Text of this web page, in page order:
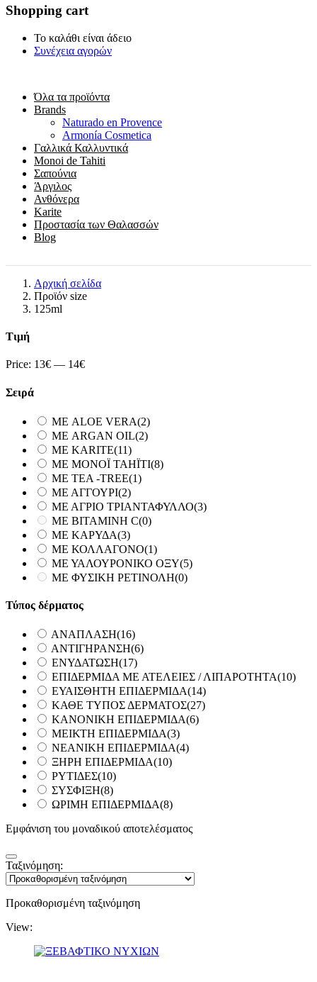
Shopping cart
Το καλάθι είναι άδειο
Συνέχεια αγορών
Όλα τα προϊόντα
Brands
Naturado en Provence
Armonía Cosmetica
Γαλλικά Καλλυντικά
Monoi de Tahiti
Σαπούνια
Άργιλος
Ανθόνερα
Karite
Προστασία των Θαλασσών
Blog
Αρχική σελίδα
Προϊόν size
125ml
Τιμή
Price: 13€ — 14€
Σειρά
ΜΕ ALOE VERA(2)
ΜΕ ARGAN OIL(2)
ΜΕ KARITE(11)
ΜΕ MONOΪ TAHΪTI(8)
ΜΕ TEA -TREE(1)
ΜΕ ΑΓΓΟΥΡΙ(2)
ΜΕ ΑΓΡΙΟ ΤΡΙΑΝΤΑΦΥΛΛΟ(3)
ΜΕ ΒΙΤΑΜΙΝΗ C(0)
ΜΕ ΚΑΡΥΔΑ(3)
ΜΕ ΚΟΛΛΑΓΟΝΟ(1)
ΜΕ ΥΑΛΟΥΡΟΝΙΚΟ ΟΞΥ(5)
ΜΕ ΦΥΣΙΚΗ ΡΕΤΙΝΟΛΗ(0)
Τύπος δέρματος
ΑΝΑΠΛΑΣΗ(16)
ΑΝΤΙΓΗΡΑΝΣΗ(6)
ΕΝΥΔΑΤΩΣΗ(17)
ΕΠΙΔΕΡΜΙΔΑ ΜΕ ΑΤΕΛΕΙΕΣ / ΛΙΠΑΡΟΤΗΤΑ(10)
ΕΥΑΙΣΘΗΤΗ ΕΠΙΔΕΡΜΙΔΑ(14)
ΚΑΘΕ ΤΥΠΟΣ ΔΕΡΜΑΤΟΣ(27)
ΚΑΝΟΝΙΚΗ ΕΠΙΔΕΡΜΙΔΑ(6)
ΜΕΙΚΤΗ ΕΠΙΔΕΡΜΙΔΑ(3)
ΝΕΑΝΙΚΗ ΕΠΙΔΕΡΜΙΔΑ(4)
ΞΗΡΗ ΕΠΙΔΕΡΜΙΔΑ(10)
ΡΥΤΙΔΕΣ(10)
ΣΥΣΦΙΞΗ(8)
ΩΡΙΜΗ ΕΠΙΔΕΡΜΙΔΑ(8)
Εμφάνιση του μοναδικού αποτελέσματος
Ταξινόμηση:
Προκαθορισμένη ταξινόμηση
View: